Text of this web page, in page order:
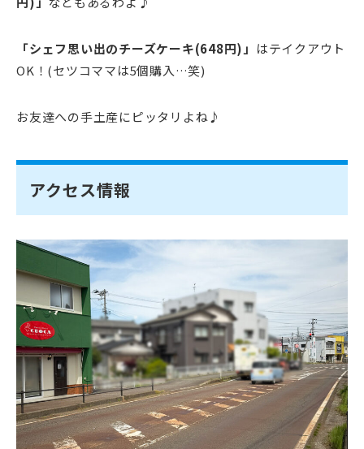
「シェフ思い出のチーズケーキ(648円)」 はテイクアウト
OK！(セツコママは5個購入…笑)
お友達への手土産にピッタリよね♪
アクセス情報